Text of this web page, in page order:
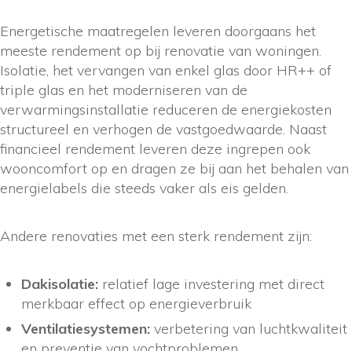
Energetische maatregelen leveren doorgaans het
meeste rendement op bij renovatie van woningen.
Isolatie, het vervangen van enkel glas door HR++ of
triple glas en het moderniseren van de
verwarmingsinstallatie reduceren de energiekosten
structureel en verhogen de vastgoedwaarde. Naast
financieel rendement leveren deze ingrepen ook
wooncomfort op en dragen ze bij aan het behalen van
energielabels die steeds vaker als eis gelden.
Andere renovaties met een sterk rendement zijn:
Dakisolatie: relatief lage investering met direct
merkbaar effect op energieverbruik
Ventilatiesystemen: verbetering van luchtkwaliteit